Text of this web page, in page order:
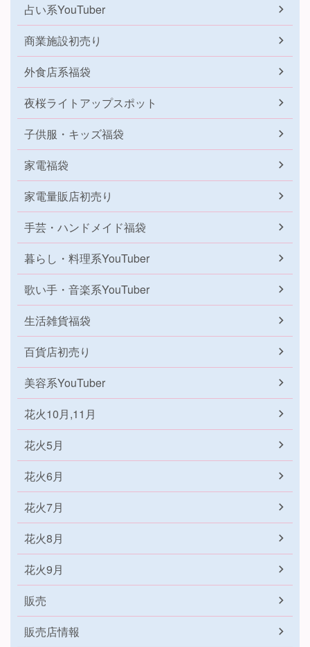
占い系YouTuber
商業施設初売り
外食店系福袋
夜桜ライトアップスポット
子供服・キッズ福袋
家電福袋
家電量販店初売り
手芸・ハンドメイド福袋
暮らし・料理系YouTuber
歌い手・音楽系YouTuber
生活雑貨福袋
百貨店初売り
美容系YouTuber
花火10月,11月
花火5月
花火6月
花火7月
花火8月
花火9月
販売
販売店情報